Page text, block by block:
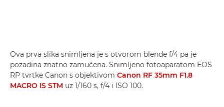
Ova prva slika snimljena je s otvorom blende f/4 pa je
pozadina znatno zamućena. Snimljeno fotoaparatom EOS
RP tvrtke Canon s objektivom Canon RF 35mm F1.8
MACRO IS STM uz 1/160 s, f/4 i ISO 100.